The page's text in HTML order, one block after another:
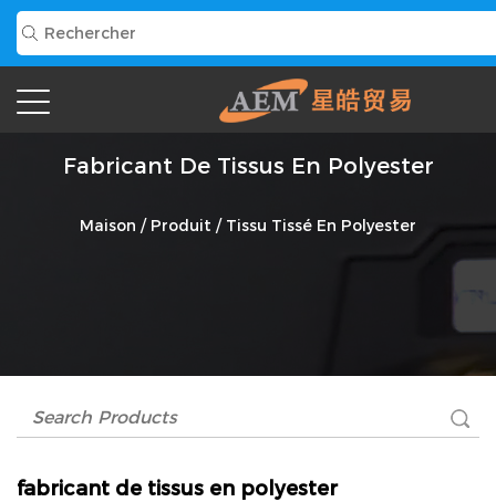
Fabricant De Tissus En Polyester
Maison / Produit / Tissu Tissé En Polyester
fabricant de tissus en polyester